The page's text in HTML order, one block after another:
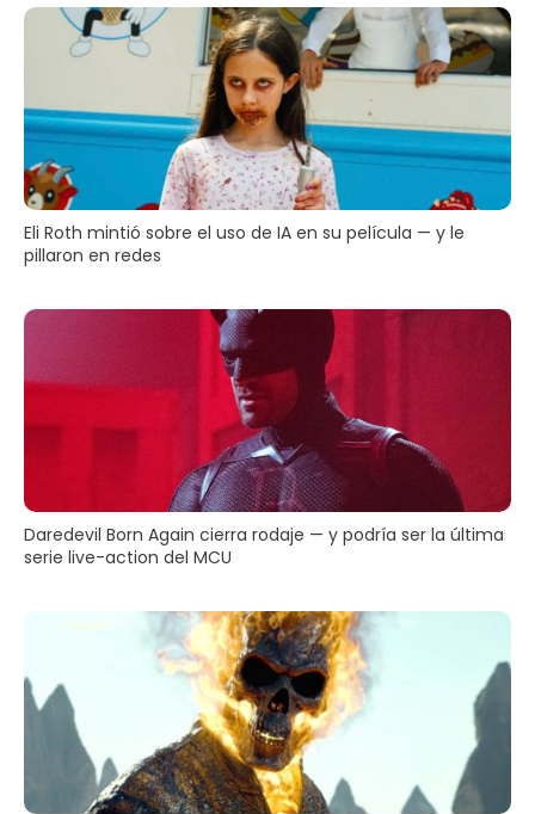
Eli Roth mintió sobre el uso de IA en su película — y le
pillaron en redes
Daredevil Born Again cierra rodaje — y podría ser la última
serie live-action del MCU